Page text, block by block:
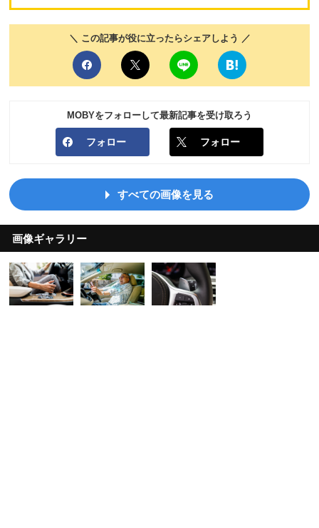
＼ この記事が役に立ったらシェアしよう ／
MOBYをフォローして最新記事を受け取ろう
フォロー フォロー
すべての画像を見る
画像ギャラリー